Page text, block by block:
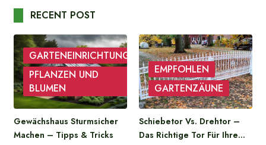
RECENT POST
GARTENEINRICHTUNG
PFLANZEN UND
BLUMEN
Gewächshaus Sturmsicher
Machen – Tipps & Tricks
EMPFOHLEN
GARTENZÄUNE
Schiebetor Vs. Drehtor –
Das Richtige Tor Für Ihre…